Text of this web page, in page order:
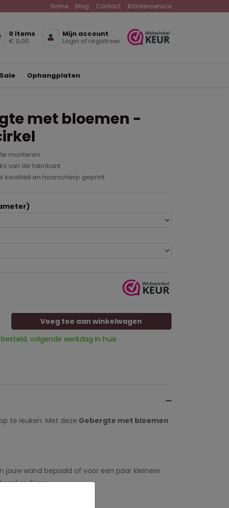
Home Blog Contact Klantenservice
0 items
€ 0,00
Mijn account
Login of registreer
Sale
Ophangplaten
met bloemen -
monteren
van de fabrikant
kwaliteit en haarscherp geprint
Voeg toe aan winkelwagen
besteld, volgende werkdag in huis
te leuken. Met deze Gebergte met bloemen
jouw wand bepaald of voor een paar kleinere
en Forex.